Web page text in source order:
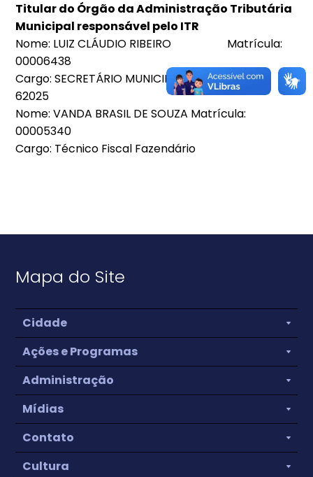
Titular do Órgão da Administração Tributária
Municipal responsável pelo ITR
Nome: LUIZ CLÁUDIO RIBEIRO Matrícula:
00006438
Cargo: SECRETÁRIO MUNICIPAL DE FINANÇAS /
62025
Nome: VANDA BRASIL DE SOUZA Matrícula:
00005340
Cargo: Técnico Fiscal Fazendário
Mapa do Site
Cidade
Ações e Programas
Administração
Mídias
Contato
Cultura